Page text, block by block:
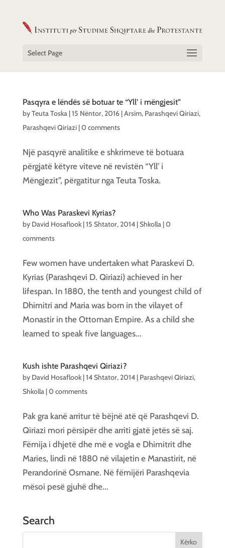
Select Page
Pasqyra e lëndës së botuar te “Yll’ i mëngjesit”
byTeuta Toska|15 Nëntor, 2016|Arsim, Parashqevi Qiriazi,
Parashqevi Qiriazi|0 comments
Një pasqyrë analitike e shkrimeve të botuara
përgjatë këtyre viteve në revistën “Yll’ i
Mëngjezit”, përgatitur nga Teuta Toska.
Who Was Paraskevi Kyrias?
by David Hosaflook|15 Shtator, 2014|Shkolla|0
comments
Few women have undertaken what Paraskevi D.
Kyrias (Parashqevi D. Qiriazi) achieved in her
lifespan. In 1880, the tenth and youngest child of
Dhimitri and Maria was born in the vilayet of
Monastir in the Ottoman Empire. As a child she
learned to speak five languages...
Kush ishte Parashqevi Qiriazi?
by David Hosaflook|14 Shtator, 2014| Parashqevi Qiriazi,
Shkolla|0 comments
Pak gra kanë arritur të bëjnë atë që Parashqevi D.
Qiriazi mori përsipër dhe arriti gjatë jetës së saj.
Fëmija i dhjetë dhe më e vogla e Dhimitrit dhe
Maries, lindi në 1880 në vilajetin e Manastirit, në
Perandorinë Osmane. Në fëmijëri Parashqevia
mësoi pesë gjuhë dhe...
Search